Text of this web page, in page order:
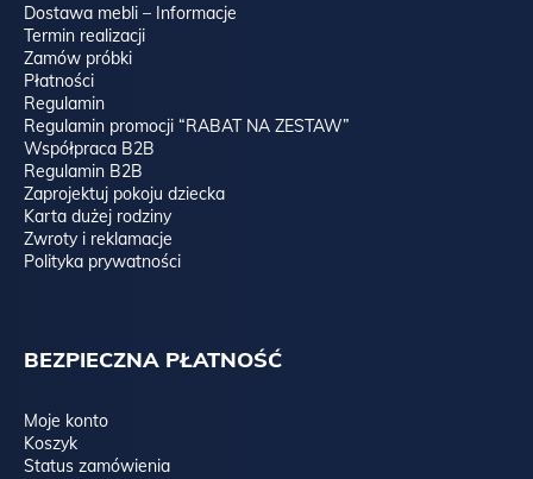
Dostawa mebli – Informacje
Termin realizacji
Zamów próbki
Płatności
Regulamin
Regulamin promocji “RABAT NA ZESTAW”
Współpraca B2B
Regulamin B2B
Zaprojektuj pokoju dziecka
Karta dużej rodziny
Zwroty i reklamacje
Polityka prywatności
BEZPIECZNA PŁATNOŚĆ
Moje konto
Koszyk
Status zamówienia